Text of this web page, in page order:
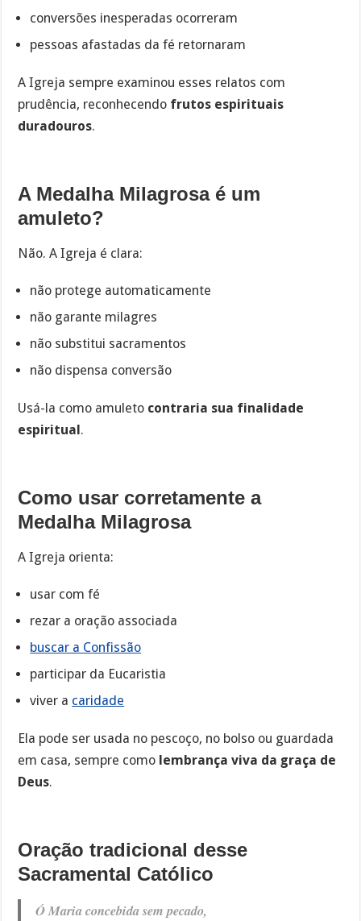
conversões inesperadas ocorreram
pessoas afastadas da fé retornaram
A Igreja sempre examinou esses relatos com
prudência, reconhecendo frutos espirituais
duradouros.
A Medalha Milagrosa é um
amuleto?
Não. A Igreja é clara:
não protege automaticamente
não garante milagres
não substitui sacramentos
não dispensa conversão
Usá-la como amuleto contraria sua finalidade
espiritual.
Como usar corretamente a
Medalha Milagrosa
A Igreja orienta:
usar com fé
rezar a oração associada
buscar a Confissão
participar da Eucaristia
viver a caridade
Ela pode ser usada no pescoço, no bolso ou guardada
em casa, sempre como lembrança viva da graça de
Deus.
Oração tradicional desse
Sacramental Católico
Ó Maria concebida sem pecado,